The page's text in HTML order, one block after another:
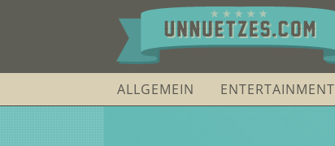
ALLGEMEIN ENTERTAINMENT